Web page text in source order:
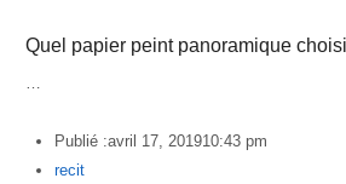
Quel papier peint panoramique
…
Publié :avril 17, 201910:43 pm
Author
recit